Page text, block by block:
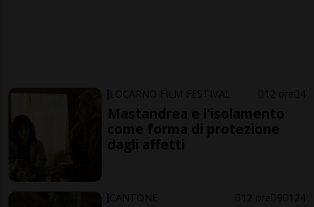
LOCARNO FILM FESTIVAL 12 ore 4
Mastandrea e l'isolamento
come forma di protezione
dagli affetti
CANTONE 12 ore 9 124